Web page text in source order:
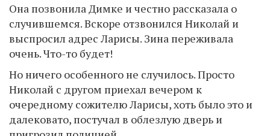
Она позвонила Димке и честно рассказала о
случившемся. Вскоре отзвонился Николай и
выспросил адрес Ларисы. Зина переживала
очень. Что-то будет!
Но ничего особенного не случилось. Просто
Николай с другом приехал вечером к
очередному сожителю Ларисы, хоть было это и
далековато, постучал в облезлую дверь и